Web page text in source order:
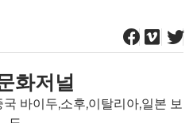
화저널
바이두,소후,이탈리아,일본 보